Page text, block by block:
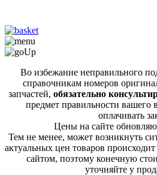
Во избежание неправильного
справочникам номеров
запчастей, обязательно
предмет правильности
оплачивать
Цены на сайте
Тем не менее, может возникнуть
актуальных цен товаров
сайтом, поэтому конечную
уточняйте у